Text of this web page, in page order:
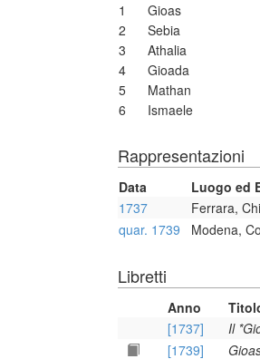
1
Gioas
2
Sebia
3
Athalia
4
Gioada
5
Mathan
6
Ismaele
Rappresentazioni
Data
Luogo ed
1737
Ferrara,
quar. 1739
Modena,
Libretti
Anno
[1737]
Il
[1739]